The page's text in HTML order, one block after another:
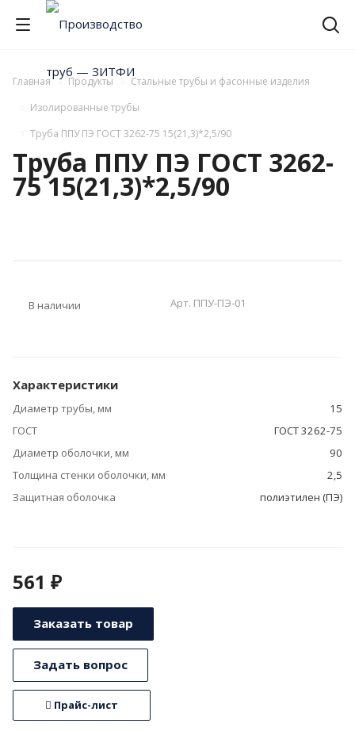
Главная Продукты
Стальные трубы и фасонные изделия
Изолированные трубы
Труба ППУ ПЭ ГОСТ 3262-75 15(21,3)*2,5/90
Труба ППУ ПЭ ГОСТ 3262-
75 15(21,3)*2,5/90
В наличии Арт. ППУ-ПЭ-01
Характеристики
Диаметр трубы, мм
15
ГОСТ
ГОСТ 3262-75
Диаметр оболочки, мм
90
Толщина стенки оболочки, мм
2,5
Защитная оболочка
полиэтилен (ПЭ)
561 ₽
Заказать товар
Задать вопрос
Прайс-лист